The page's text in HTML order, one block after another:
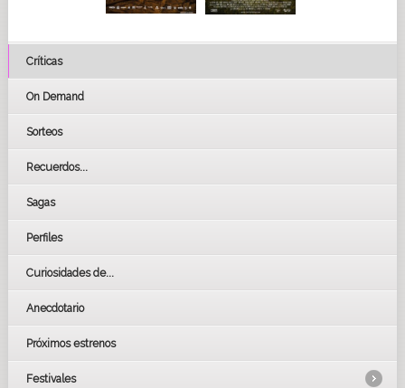
Críticas
On Demand
Sorteos
Recuerdos...
Sagas
Perfiles
Curiosidades de...
Anecdotario
Próximos estrenos
Festivales